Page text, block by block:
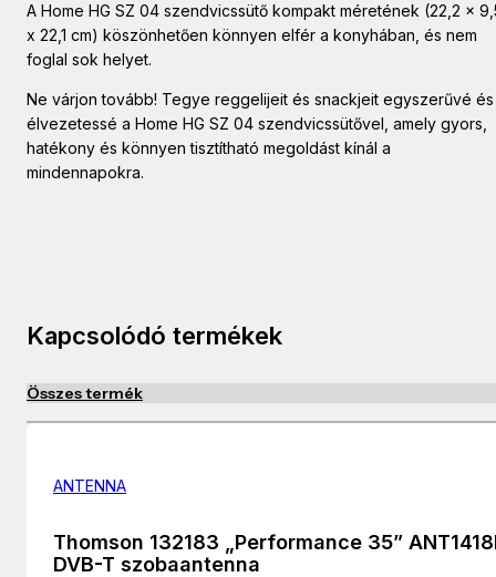
A Home HG SZ 04 szendvicssütő kompakt méretének (22,2 x
x 22,1 cm) köszönhetően könnyen elfér a konyhában, és nem
foglal sok helyet.
Ne várjon tovább! Tegye reggelijeit és snackjeit egyszerűvé és
élvezetessé a Home HG SZ 04 szendvicssütővel, amely gyors,
hatékony és könnyen tisztítható megoldást kínál a
mindennapokra.
Kapcsolódó termékek
Összes termék
ANTENNA
Thomson 132183 „Performance 35”
DVB-T szobaantenna